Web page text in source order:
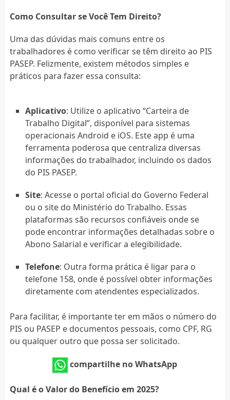
Como Consultar se Você Tem Direito?
Uma das dúvidas mais comuns entre os
trabalhadores é como verificar se têm direito ao PIS
PASEP. Felizmente, existem métodos simples e
práticos para fazer essa consulta:
Aplicativo: Utilize o aplicativo “Carteira de
Trabalho Digital”, disponível para sistemas
operacionais Android e iOS. Este app é uma
ferramenta poderosa que centraliza diversas
informações do trabalhador, incluindo os dados
do PIS PASEP.
Site: Acesse o portal oficial do Governo Federal
ou o site do Ministério do Trabalho. Essas
plataformas são recursos confiáveis onde se
pode encontrar informações detalhadas sobre o
Abono Salarial e verificar a elegibilidade.
Telefone: Outra forma prática é ligar para o
telefone 158, onde é possível obter informações
diretamente com atendentes especializados.
Para facilitar, é importante ter em mãos o número do
PIS ou PASEP e documentos pessoais, como CPF, RG
ou qualquer outro que possa ser solicitado.
compartilhe no WhatsApp
Qual é o Valor do Benefício em 2025?